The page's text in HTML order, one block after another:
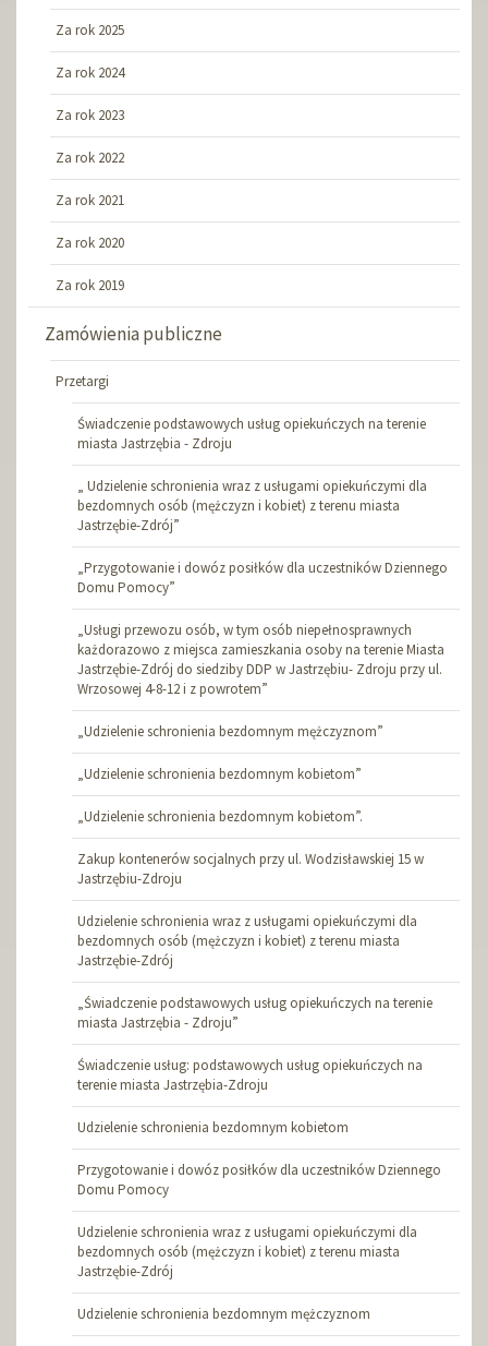
Za rok 2025
Za rok 2024
Za rok 2023
Za rok 2022
Za rok 2021
Za rok 2020
Za rok 2019
Zamówienia publiczne
Przetargi
Świadczenie podstawowych usług opiekuńczych na terenie
miasta Jastrzębia - Zdroju
„ Udzielenie schronienia wraz z usługami opiekuńczymi dla
bezdomnych osób (mężczyzn i kobiet) z terenu miasta
Jastrzębie-Zdrój”
„Przygotowanie i dowóz posiłków dla uczestników Dziennego
Domu Pomocy”
„Usługi przewozu osób, w tym osób niepełnosprawnych
każdorazowo z miejsca zamieszkania osoby na terenie Miasta
Jastrzębie-Zdrój do siedziby DDP w Jastrzębiu- Zdroju przy ul.
Wrzosowej 4-8-12 i z powrotem”
„Udzielenie schronienia bezdomnym mężczyznom”
„Udzielenie schronienia bezdomnym kobietom”
„Udzielenie schronienia bezdomnym kobietom”.
Zakup kontenerów socjalnych przy ul. Wodzisławskiej 15 w
Jastrzębiu-Zdroju
Udzielenie schronienia wraz z usługami opiekuńczymi dla
bezdomnych osób (mężczyzn i kobiet) z terenu miasta
Jastrzębie-Zdrój
„Świadczenie podstawowych usług opiekuńczych na terenie
miasta Jastrzębia - Zdroju”
Świadczenie usług: podstawowych usług opiekuńczych na
terenie miasta Jastrzębia-Zdroju
Udzielenie schronienia bezdomnym kobietom
Przygotowanie i dowóz posiłków dla uczestników Dziennego
Domu Pomocy
Udzielenie schronienia wraz z usługami opiekuńczymi dla
bezdomnych osób (mężczyzn i kobiet) z terenu miasta
Jastrzębie-Zdrój
Udzielenie schronienia bezdomnym mężczyznom